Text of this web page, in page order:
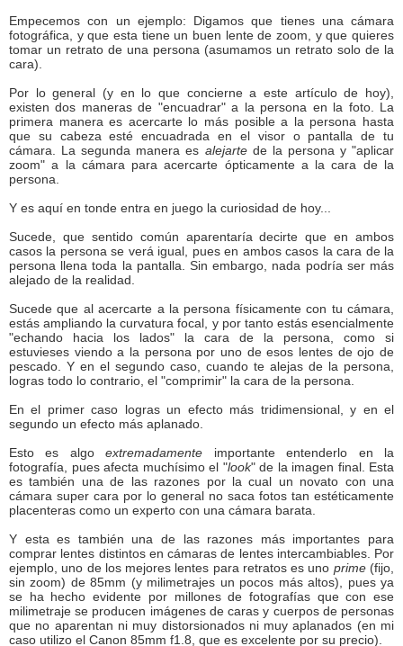
Empecemos con un ejemplo: Digamos que tienes una cámara
fotográfica, y que esta tiene un buen lente de zoom, y que quieres
tomar un retrato de una persona (asumamos un retrato solo de la
cara).
Por lo general (y en lo que concierne a este artículo de hoy),
existen dos maneras de "encuadrar" a la persona en la foto. La
primera manera es acercarte lo más posible a la persona hasta
que su cabeza esté encuadrada en el visor o pantalla de tu
cámara. La segunda manera es alejartede la persona y "aplicar
zoom" a la cámara para acercarte ópticamente a la cara de la
persona.
Y es aquí en tonde entra en juego la curiosidad de hoy...
Sucede, que sentido común aparentaría decirte que en ambos
casos la persona se verá igual, pues en ambos casos la cara de la
persona llena toda la pantalla. Sin embargo, nada podría ser más
alejado de la realidad.
Sucede que al acercarte a la persona físicamente con tu cámara,
estás ampliando la curvatura focal, y por tanto estás esencialmente
"echando hacia los lados" la cara de la persona, como si
estuvieses viendo a la persona por uno de esos lentes de ojo de
pescado. Y en el segundo caso, cuando te alejas de la persona,
logras todo lo contrario, el "comprimir" la cara de la persona.
En el primer caso logras un efecto más tridimensional, y en el
segundo un efecto más aplanado.
Esto es algoextremadamente importante entenderlo en la
fotografía, pues afecta muchísimo el "look" de la imagen final. Esta
es también una de las razones por la cual un novato con una
cámara super cara por lo general no saca fotos tan estéticamente
placenteras como un experto con una cámara barata.
Y esta es también una de las razones más importantes para
comprar lentes distintos en cámaras de lentes intercambiables. Por
ejemplo, uno de los mejores lentes para retratos es uno prime(fijo,
sin zoom) de 85mm (y milimetrajes un pocos más altos), pues ya
se ha hecho evidente por millones de fotografías que con ese
milimetraje se producen imágenes de caras y cuerpos de personas
que no aparentan ni muy distorsionados ni muy aplanados (en mi
caso utilizo el Canon 85mm f1.8, que es excelente por su precio).